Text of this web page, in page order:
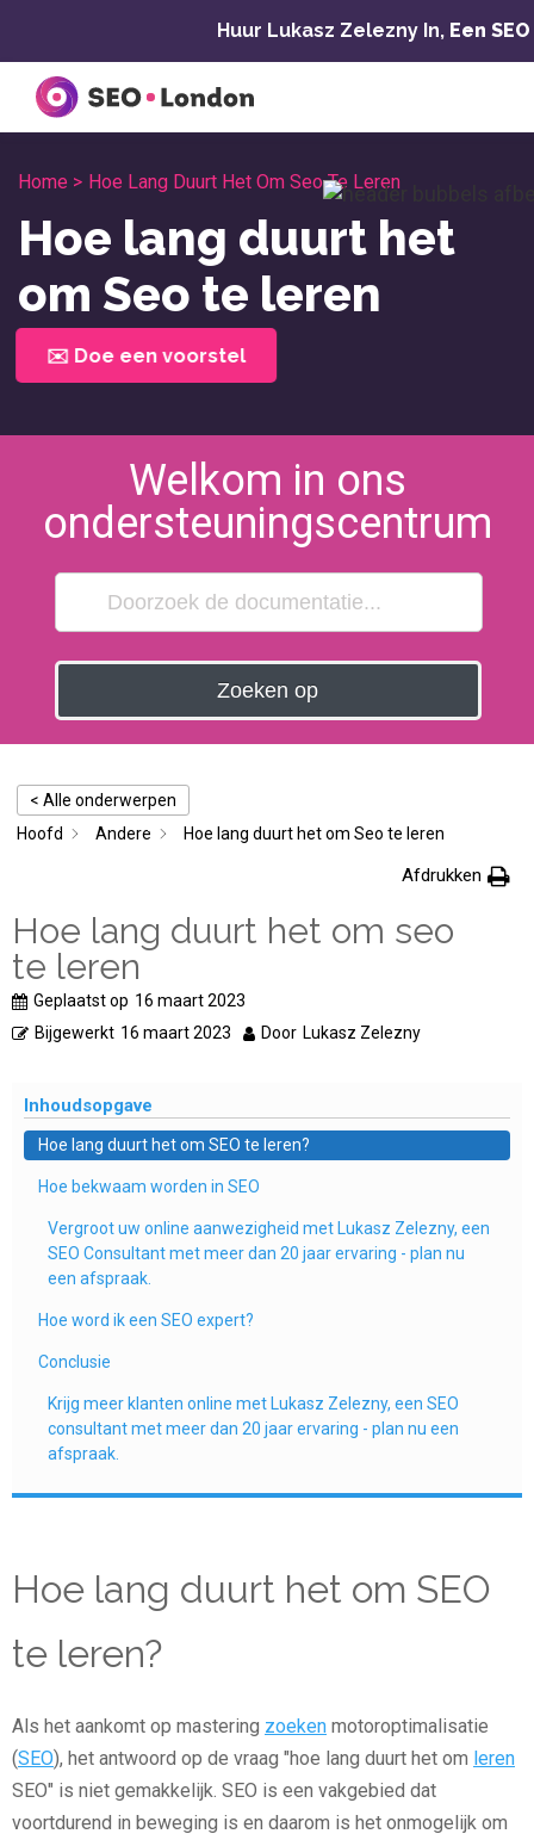
inhoud
Huur Lukasz Zelezny In, Een
Home > Hoe Lang Duurt Het Om Seo Te Leren
Hoe lang duurt het
om Seo te leren
✉️ Doe een voorstel
Welkom in ons
ondersteuningscentrum
Zoeken op
< Alle onderwerpen
Hoofd
Andere Hoe lang duurt het om Seo te leren
Afdrukken
Hoe lang duurt het om seo
te leren
Geplaatst op 16 maart 2023
Bijgewerkt 16 maart 2023 Door Lukasz Zelezny
Inhoudsopgave
Hoe lang duurt het om SEO te leren?
Hoe bekwaam worden in SEO
Vergroot uw online aanwezigheid met Lukasz Zelezny, een
SEO Consultant met meer dan 20 jaar ervaring - plan nu
een afspraak.
Hoe word ik een SEO expert?
Conclusie
Krijg meer klanten online met Lukasz Zelezny, een SEO
consultant met meer dan 20 jaar ervaring - plan nu een
afspraak.
Hoe lang duurt het om SEO
te leren?
Als het aankomt op mastering zoeken motoroptimalisatie
(SEO), het antwoord op de vraag "hoe lang duurt het om leren
SEO" is niet gemakkelijk. SEO is een vakgebied dat
voortdurend in beweging is en daarom is het onmogelijk om